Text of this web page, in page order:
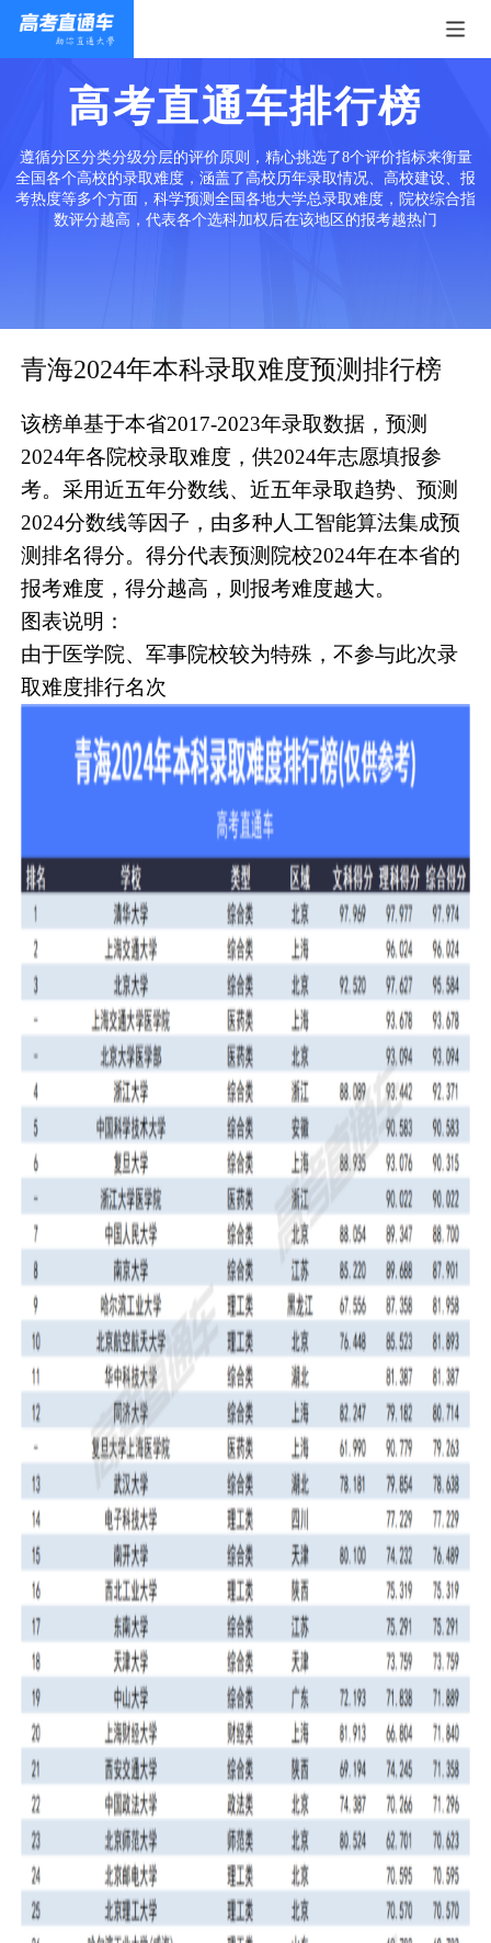
高考直通车排行榜
遵循分区分类分级分层的评价原则，精心挑选了8个评价指标来衡量
全国各个高校的录取难度，涵盖了高校历年录取情况、高校建设、报
考热度等多个方面，科学预测全国各地大学总录取难度，院校综合指
数评分越高，代表各个选科加权后在该地区的报考越热门
青海2024年本科录取难度预测排行榜
该榜单基于本省2017-2023年录取数据，预测
2024年各院校录取难度，供2024年志愿填报参
考。采用近五年分数线、近五年录取趋势、预测
2024分数线等因子，由多种人工智能算法集成预
测排名得分。得分代表预测院校2024年在本省的
报考难度，得分越高，则报考难度越大。
图表说明：
由于医学院、军事院校较为特殊，不参与此次录
取难度排行名次